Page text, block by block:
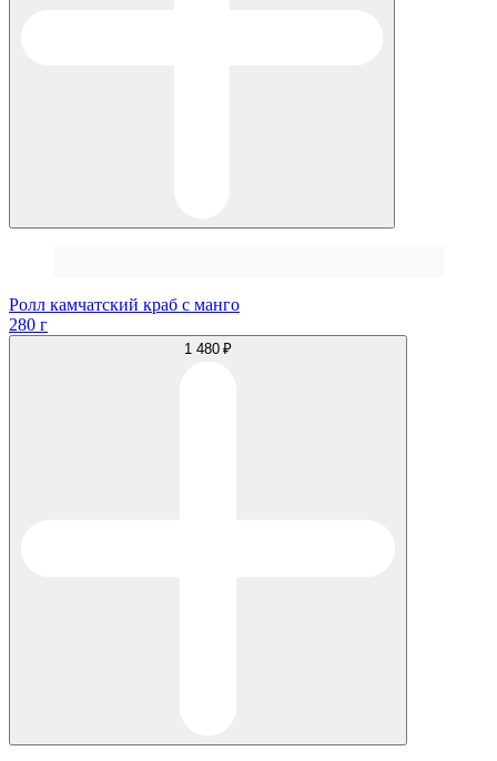
Ролл камчатский краб с манго
280 г
1 480 ₽